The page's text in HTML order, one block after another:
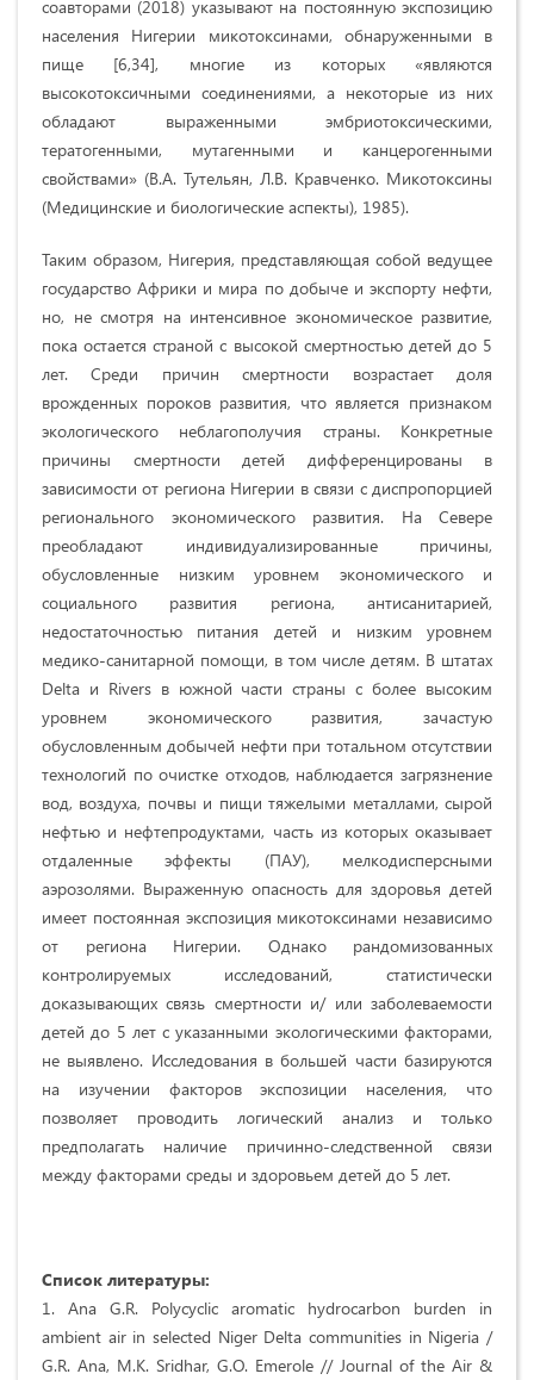
соавторами (2018) указывают на постоянную экспозицию
населения Нигерии микотоксинами, обнаруженными в
пище [6,34], многие из которых «являются
высокотоксичными соединениями, а некоторые из них
обладают выраженными эмбриотоксическими,
тератогенными, мутагенными и канцерогенными
свойствами» (В.А. Тутельян, Л.В. Кравченко. Микотоксины
(Медицинские и биологические аспекты), 1985).
Таким образом, Нигерия, представляющая собой ведущее
государство Африки и мира по добыче и экспорту нефти,
но, не смотря на интенсивное экономическое развитие,
пока остается страной с высокой смертностью детей до 5
лет. Среди причин смертности возрастает доля
врожденных пороков развития, что является признаком
экологического неблагополучия страны. Конкретные
причины смертности детей дифференцированы в
зависимости от региона Нигерии в связи с диспропорцией
регионального экономического развития. На Севере
преобладают индивидуализированные причины,
обусловленные низким уровнем экономического и
социального развития региона, антисанитарией,
недостаточностью питания детей и низким уровнем
медико-санитарной помощи, в том числе детям. В штатах
Delta и Rivers в южной части страны с более высоким
уровнем экономического развития, зачастую
обусловленным добычей нефти при тотальном отсутствии
технологий по очистке отходов, наблюдается загрязнение
вод, воздуха, почвы и пищи тяжелыми металлами, сырой
нефтью и нефтепродуктами, часть из которых оказывает
отдаленные эффекты (ПАУ), мелкодисперсными
аэрозолями. Выраженную опасность для здоровья детей
имеет постоянная экспозиция микотоксинами независимо
от региона Нигерии. Однако рандомизованных
контролируемых исследований, статистически
доказывающих связь смертности и/ или заболеваемости
детей до 5 лет с указанными экологическими факторами,
не выявлено. Исследования в большей части базируются
на изучении факторов экспозиции населения, что
позволяет проводить логический анализ и только
предполагать наличие причинно-следственной связи
между факторами среды и здоровьем детей до 5 лет.
Список литературы:
1. Ana G.R. Polycyclic aromatic hydrocarbon burden in
ambient air in selected Niger Delta communities in Nigeria /
G.R. Ana, M.K. Sridhar, G.O. Emerole // Journal of the Air &